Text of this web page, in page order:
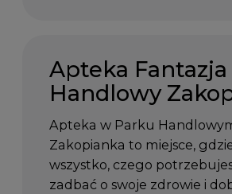
Apteka
Handlowy
Apteka w Parku
Zakopianka to miejsce,
wszystko, czego
zadbać o swoje zdrowie i